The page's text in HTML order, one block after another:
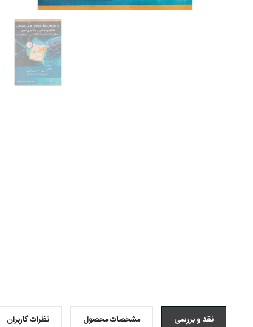
نقد و بررسی مشخصات محصول نظرات کاربران